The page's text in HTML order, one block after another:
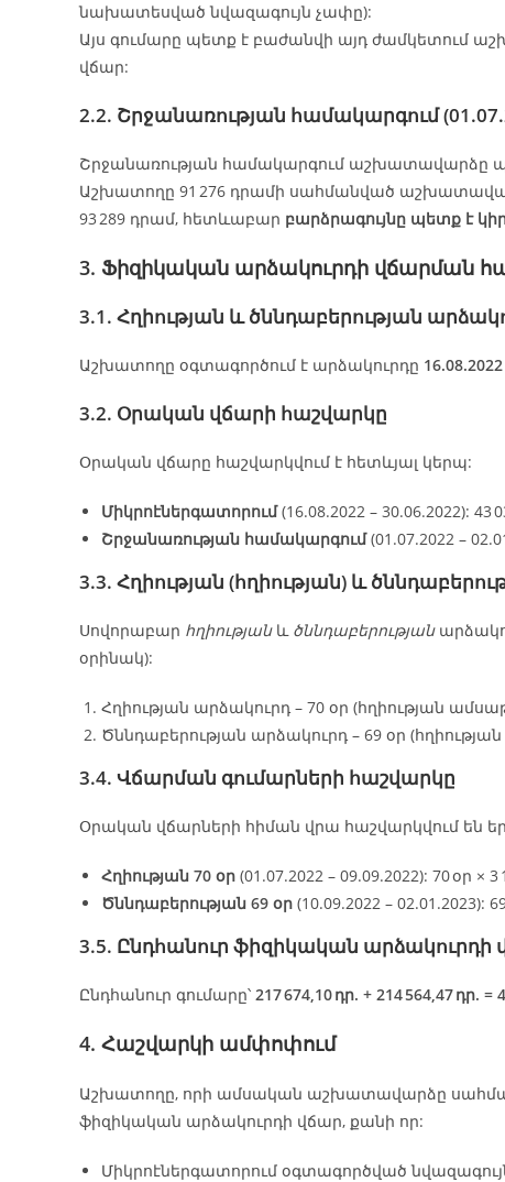
նախատեսված նվազագույն չափը):
Այս գումարը պետք է բաժանվի այդ ժամկետում
վճար:
2.2. Շրջանառության համակարգում
Շրջանառության համակարգում աշխատավարձը
Աշխատողը 91 276 դրամի սահմանված
93 289 դրամ, հետևաբար բարձրագույնը պետք է
3. Ֆիզիկական արձակուրդի վճարման
3.1. Հղիության և ծննդաբերության
Աշխատողը օգտագործում է արձակուրդը
3.2. Օրական վճարի հաշվարկը
Օրական վճարը հաշվարկվում է հետևյալ կերպ:
Միկրոէներգատորում(16.08.2022 – 30.06.2022): 43
Շրջանառության համակարգում(01.07.2022 –
3.3. Հղիության (հղիության) և
Սովորաբար հղիությանև ծննդաբերության
օրինակ):
Հղիության արձակուրդ – 70 օր (հղիության
Ծննդաբերության արձակուրդ – 69 օր
3.4. Վճարման գումարների հաշվարկը
Օրական վճարների հիման վրա հաշվարկվում են
Հղիության 70 օր (01.07.2022 – 09.09.2022): 70 օր × 3
Ծննդաբերության 69 օր (10.09.2022 – 02.01.2023):
3.5. Ընդհանուր ֆիզիկական արձակուրդի
Ընդհանուր գումարը՝ 217 674,10 դր. + 214 564,47 դր. =
4. Հաշվարկի ամփոփում
Աշխատողը, որի ամսական աշխատավարձը
ֆիզիկական արձակուրդի վճար, քանի որ:
Միկրոէներգատորում օգտագործված